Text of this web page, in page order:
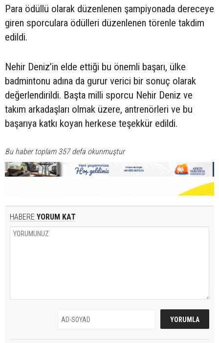
Para ödüllü olarak düzenlenen şampiyonada dereceye
giren sporculara ödülleri düzenlenen törenle takdim
edildi.
Nehir Deniz’in elde ettiği bu önemli başarı, ülke
badmintonu adına da gurur verici bir sonuç olarak
değerlendirildi. Başta milli sporcu Nehir Deniz ve
takım arkadaşları olmak üzere, antrenörleri ve bu
başarıya katkı koyan herkese teşekkür edildi.
Bu haber toplam 357 defa okunmuştur
HABERE YORUM KAT